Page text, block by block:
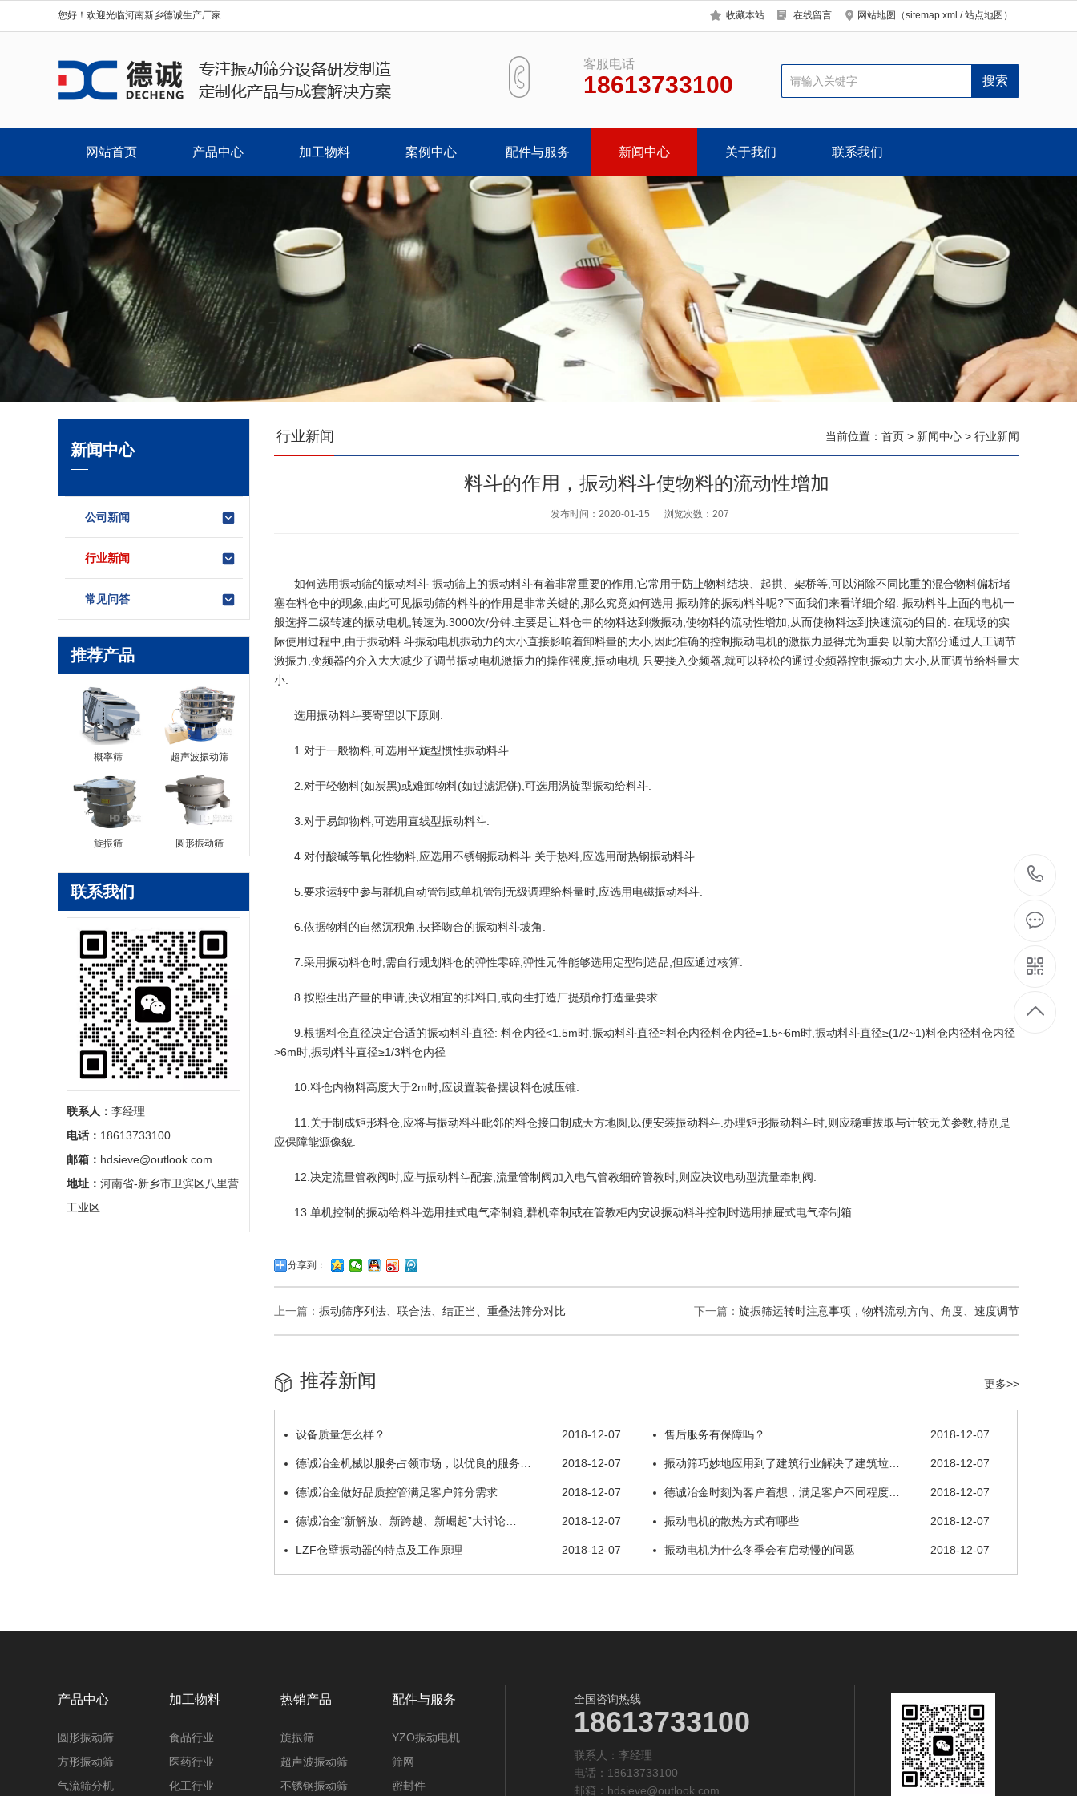
您好！欢迎光临河南新乡德诚生产厂家 收藏本站 在线留言 网站地图（sitemap.xml /站点地图 ）
客服电话
18613733100
网站首页 产品中心 加工物料 案例中心 配件与服务 新闻中心 关于我们 联系我们
新闻中心
公司新闻
行业新闻
常见问答
推荐产品
概率筛 超声波振动筛
旋振筛 圆形振动筛
联系我们
联系人： 李经理
电话： 18613733100
邮箱： hdsieve@outlook.com
地址： 河南省-新乡市卫滨区八里营
工业区
当前位置： 首页 > 新闻中心 > 行业新闻
行业新闻
料斗的作用，振动料斗使物料的流动性增加
发布时间：2020-01-15 浏览次数： 207
如何选用振动筛的振动料斗 振动筛上的振动料斗有着非常重要的作用,它常用于防止物料结块、起拱、架桥等,可以消除不同比重的混合物料偏析堵
塞在料仓中的现象,由此可见振动筛的料斗的作用是非常关键的,那么究竟如何选用 振动筛的振动料斗呢?下面我们来看详细介绍. 振动料斗上面的电机一
般选择二级转速的振动电机,转速为:3000次/分钟.主要是让料仓中的物料达到微振动,使物料的流动性增加,从而使物料达到快速流动的目的. 在现场的实
际使用过程中,由于振动料 斗振动电机振动力的大小直接影响着卸料量的大小,因此准确的控制振动电机的激振力显得尤为重要.以前大部分通过人工调节
激振力,变频器的介入大大减少了调节振动电机激振力的操作强度,振动电机 只要接入变频器,就可以轻松的通过变频器控制振动力大小,从而调节给料量大
小.
选用振动料斗要寄望以下原则:
1.对于一般物料,可选用平旋型惯性振动料斗.
2.对于轻物料(如炭黑)或难卸物料(如过滤泥饼),可选用涡旋型振动给料斗.
3.对于易卸物料,可选用直线型振动料斗.
4.对付酸碱等氧化性物料,应选用不锈钢振动料斗.关于热料,应选用耐热钢振动料斗.
5.要求运转中参与群机自动管制或单机管制无级调理给料量时,应选用电磁振动料斗.
6.依据物料的自然沉积角,抉择吻合的振动料斗坡角.
7.采用振动料仓时,需自行规划料仓的弹性零碎,弹性元件能够选用定型制造品,但应通过核算.
8.按照生出产量的申请,决议相宜的排料口,或向生打造厂提殒命打造量要求.
9.根据料仓直径决定合适的振动料斗直径: 料仓内径<1.5m时,振动料斗直径≈料仓内径料仓内径=1.5~6m时,振动料斗直径≥(1/2~1)料仓内径料仓内径
>6m时,振动料斗直径≥1/3料仓内径
10.料仓内物料高度大于2m时,应设置装备摆设料仓减压锥.
11.关于制成矩形料仓,应将与振动料斗毗邻的料仓接口制成天方地圆,以便安装振动料斗.办理矩形振动料斗时,则应稳重拔取与计较无关参数,特别是
应保障能源像貌.
12.决定流量管教阀时,应与振动料斗配套,流量管制阀加入电气管教细碎管教时,则应决议电动型流量牵制阀.
13.单机控制的振动给料斗选用挂式电气牵制箱;群机牵制或在管教柜内安设振动料斗控制时选用抽屉式电气牵制箱.
分享到：
上一篇： 振动筛序列法、联合法、结正当、重叠法筛分对比 下一篇： 旋振筛运转时注意事项，物料流动方向、角度、速度调节
更多>>
推荐新闻
2018-12-07
设备质量怎么样？ 2018-12-07
售后服务有保障吗？
2018-12-07
德诚冶金机械以服务占领市场，以优良的服务… 2018-12-07
振动筛巧妙地应用到了建筑行业解决了建筑垃…
2018-12-07
德诚冶金做好品质控管满足客户筛分需求 2018-12-07
德诚冶金时刻为客户着想，满足客户不同程度…
2018-12-07
德诚冶金“新解放、新跨越、新崛起”大讨论… 2018-12-07
振动电机的散热方式有哪些
2018-12-07
LZF仓壁振动器的特点及工作原理 2018-12-07
振动电机为什么冬季会有启动慢的问题
产品中心
圆形振动筛
方形振动筛
气流筛分机
加工物料
食品行业
医药行业
化工行业
热销产品
旋振筛
超声波振动筛
不锈钢振动筛
配件与服务
YZO振动电机
筛网
密封件
全国咨询热线
18613733100
联系人：李经理‬
电话：18613733100
邮箱： hdsieve@outlook.com